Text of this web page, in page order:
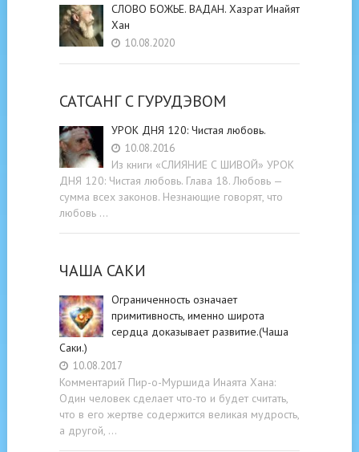
СЛОВО БОЖЬЕ. ВАДАН. Хазрат Инайят
Хан
10.08.2020
САТСАНГ C ГУРУДЭВОМ
УРОК ДНЯ 120: Чистая любовь.
10.08.2016
Из книги «СЛИЯНИЕ С ШИВОЙ» УРОК
ДНЯ 120: Чистая любовь. Глава 18. Любовь —
сумма всех законов. Незнающие говорят, что
любовь …
ЧАША САКИ
Ограниченность означает
примитивность, именно широта
сердца доказывает развитие.(Чаша
Саки.)
10.08.2017
Комментарий Пир-о-Муршида Инаята Хана:
Один человек сделает что-то и будет считать,
что в его жертве содержится великая мудрость,
а другой, …